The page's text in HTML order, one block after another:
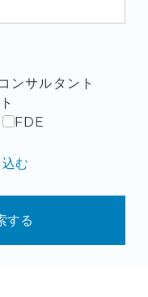
ンサルタント
FDE
む
する